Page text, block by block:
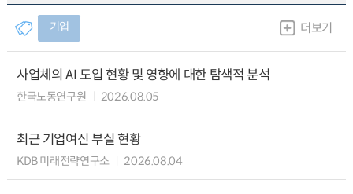
기업 더보기
사업체의 AI 도입 현황 및 영향에 대한 탐색적 분석
한국노동연구원 2026.08.05
최근 기업여신 부실 현황
KDB 미래전략연구소 2026.08.04